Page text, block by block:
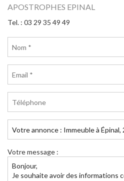
APOSTROPHES EPINAL
Tel. : 03 29 35 49 49
Votre message :